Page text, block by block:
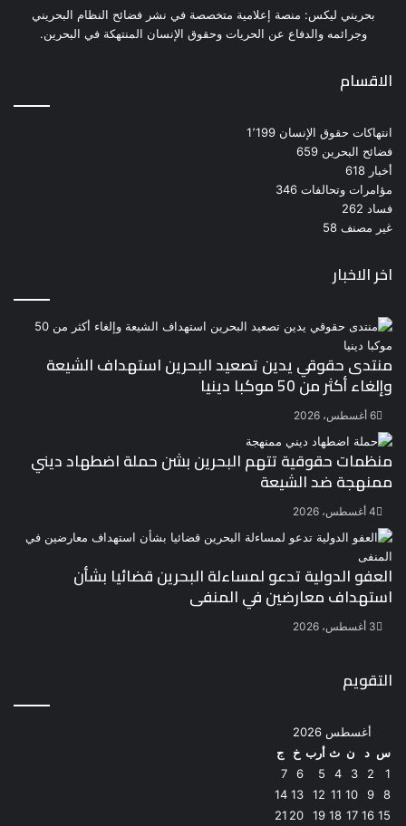
بحريني ليكس: منصة إعلامية متخصصة في نشر فضائح النظام البحريني
وجرائمه والدفاع عن الحريات وحقوق الإنسان المنتهكة في البحرين.
الاقسام
انتهاكات حقوق الإنسان 1٬199
فضائح البحرين 659
أخبار 618
مؤامرات وتحالفات 346
فساد 262
غير مصنف 58
اخر الاخبار
منتدى حقوقي يدين تصعيد البحرين استهداف الشيعة
وإلغاء أكثر من 50 موكبا دينيا
6 أغسطس، 2026
منظمات حقوقية تتهم البحرين بشن حملة اضطهاد ديني
ممنهجة ضد الشيعة
4 أغسطس، 2026
العفو الدولية تدعو لمساءلة البحرين قضائيا بشأن
استهداف معارضين في المنفى
3 أغسطس، 2026
التقويم
أغسطس 2026
س د ن ث أرب خ
ج
1
2
3
4
5
6
7
8
9
10
11
12
13
14
15
16
17
18
19
20
21